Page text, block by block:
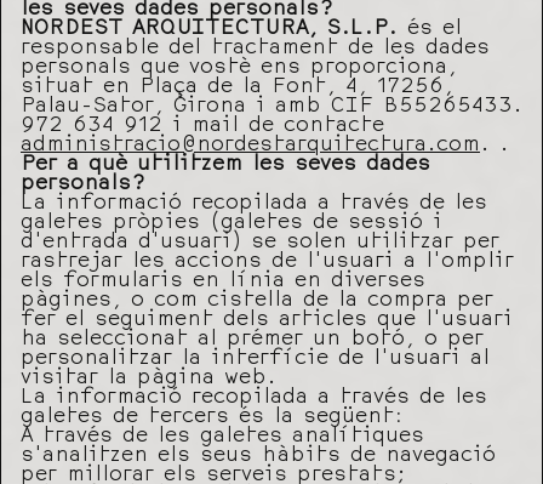
les seves dades personals?
NORDEST ARQUITECTURA, S.L.P.
és el
responsable del tractament de les dades
personals que vostè ens proporciona,
situat en Plaça de la Font, 4, 17256,
Palau-Sator, Girona i amb CIF B55265433.
972 634 912 i mail de contacte
administracio@nordestarquitectura.com . .
Per a què utilitzem les seves dades
personals?
La informació recopilada a través de les
galetes pròpies (galetes de sessió i
d’entrada d’usuari) se solen utilitzar per
rastrejar les accions de l’usuari a l’omplir
els formularis en línia en diverses
pàgines, o com cistella de la compra per
fer el seguiment dels articles que l’usuari
ha seleccionat al prémer un botó, o per
personalitzar la interfície de l’usuari al
visitar la pàgina web.
La informació recopilada a través de les
galetes de tercers és la següent:
A través de les galetes analítiques
s’analitzen els seus hàbits de navegació
per millorar els serveis prestats;